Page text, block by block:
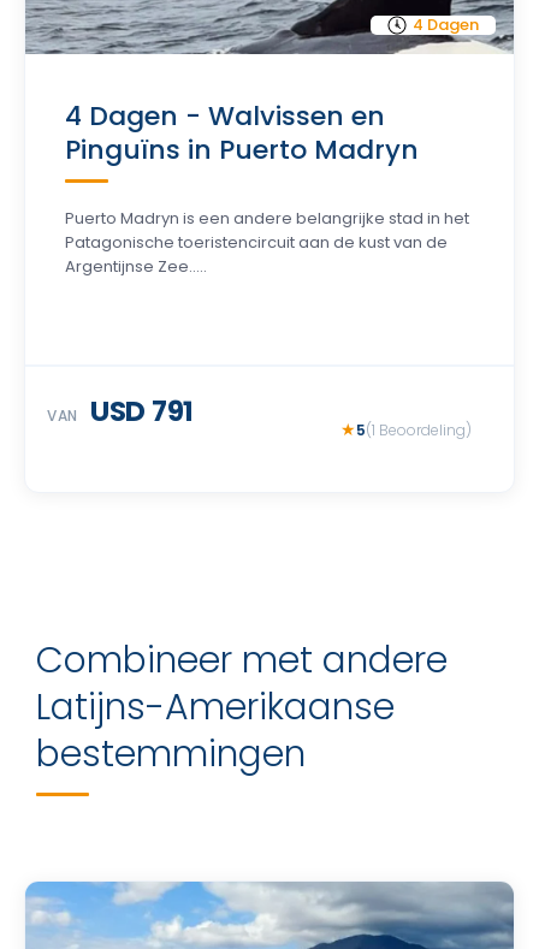
4 Dagen
4 Dagen - Walvissen en
Pinguïns in Puerto Madryn
Puerto Madryn is een andere belangrijke stad in het
Patagonische toeristencircuit aan de kust van de
Argentijnse Zee.....
VAN USD 791 5(1 Beoordeling)
Combineer met andere
Latijns-Amerikaanse
bestemmingen